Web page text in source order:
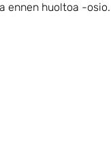
ennen huoltoa -osio.